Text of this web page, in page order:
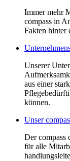
Immer mehr
compass in
Fakten hinter
Unserer
aus einer
können.
Unser
Der compass
für alle